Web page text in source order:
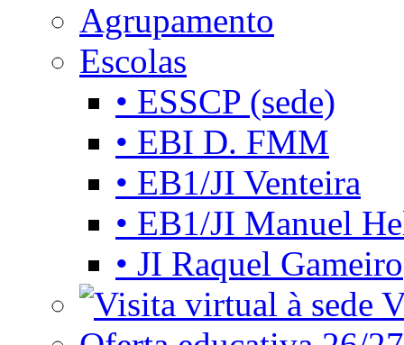
Agrupamento
Escolas
• ESSCP (sede)
• EBI D. FMM
• EB1/JI Venteira
• EB1/JI Manuel
• JI Raquel Gameiro